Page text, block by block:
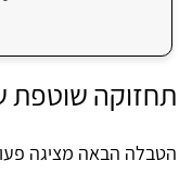
תחזוקה שוטפת
הטבלה הבאה מציגה